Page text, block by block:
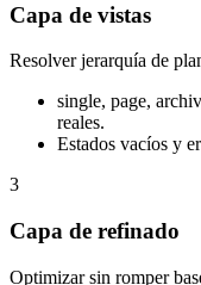
Capa de vistas
Resolver jerarquía de
single, page,
reales.
Estados vacíos y
3
Capa de refinado
Optimizar sin romper